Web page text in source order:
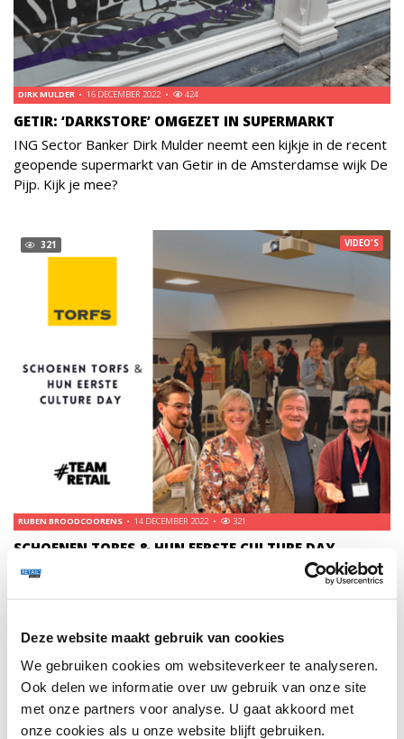
Deze website maakt gebruik van cookies
We gebruiken cookies om websiteverkeer te analyseren.
Ook delen we informatie over uw gebruik van onze site
met onze partners voor analyse. U gaat akkoord met
onze cookies als u onze website blijft gebruiken.
GETIR: ‘DARKSTORE’ OMGEZET IN SUPERMARKT
DIRK MULDER 16 DECEMBER 2022 424
ING Sector Banker Dirk Mulder neemt een kijkje in de recent
geopende supermarkt van Getir in de Amsterdamse wijk De
Pijp. Kijk je mee?
321
SCHOENEN TORFS & HUN EERSTE CULTURE DAY
RUBEN BROODCOORENS 14 DECEMBER 2022 321
VIDEO'S
Tim en Ruben gingen langs op de allereerste Torfs Culture
Day op hun hoofdkantoor in Sint-Niklaas en maakten een
1734 VIDEO'S